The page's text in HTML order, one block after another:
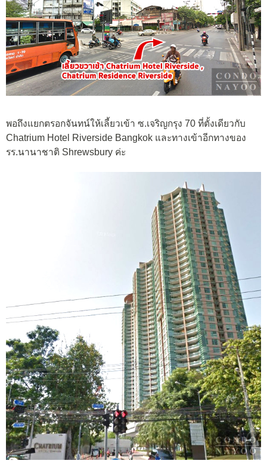
พอถึงแยกตรอกจันทน์ให้เลี้ยวเข้า ซ.เจริญกรุง 70 ที่ตั้งเดียวกับ
Chatrium Hotel Riverside Bangkok และทางเข้าอีกทางของ
รร.นานาชาติ Shrewsbury ค่ะ